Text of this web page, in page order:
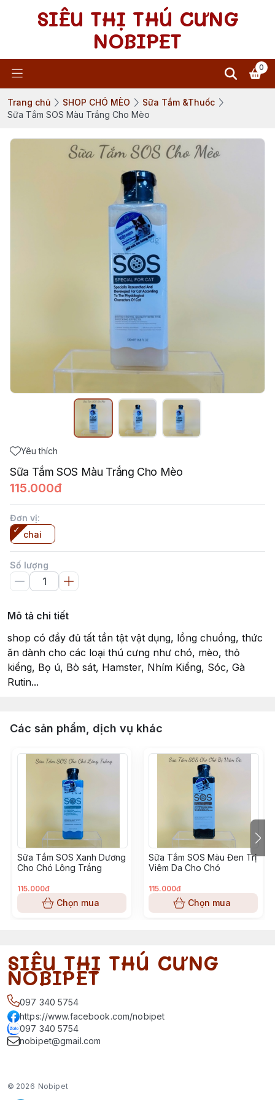
SIÊU THỊ THÚ CƯNG
NOBIPET
0
Trang chủ SHOP CHÓ MÈO
Sữa Tắm &Thuốc
Sữa Tắm SOS Màu Trắng Cho Mèo
Yêu thích
Sữa Tắm SOS Màu Trắng Cho Mèo
115.000đ
Đơn vị:
chai
Số lượng
Mô tả chi tiết
shop có đầy đủ tất tần tật vật dụng, lồng chuồng, thức
ăn dành cho các loại thú cưng như chó, mèo, thỏ
kiểng, Bọ ú, Bò sát, Hamster, Nhím Kiểng, Sóc, Gà
Rutin...
Các sản phẩm, dịch vụ khác
Sữa Tắm SOS Xanh Dương
Cho Chó Lông Trắng
115.000đ
Chọn mua
Sữa Tắm SOS Màu Đen Trị
Viêm Da Cho Chó
115.000đ
Chọn mua
SIÊU THỊ THÚ CƯNG
NOBIPET
097 340 5754
https://www.facebook.com/nobipet
097 340 5754
nobipet@gmail.com
© 2026 Nobipet